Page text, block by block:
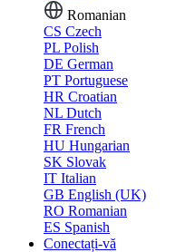
Romanian
CS Czech
PL Polish
DE German
PT Portuguese
HR Croatian
NL Dutch
FR French
HU Hungarian
SK Slovak
IT Italian
GB English (UK)
RO Romanian
ES Spanish
Conectați-vă